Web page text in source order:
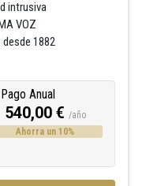
intrusiva
VOZ
1882
Pago Anual
540,00 € /año
Ahorra un 10%